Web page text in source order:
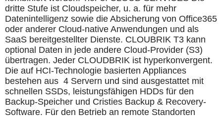
dritte Stufe ist Cloudspeicher, u. a. für mehr
Datenintelligenz sowie die Absicherung von Office365
oder anderer Cloud-native Anwendungen und als
SaaS bereitgestellter Dienste. CLOUBRIK T3 kann
optional Daten in jede andere Cloud-Provider (S3)
übertragen. Jeder CLOUDBRIK ist hyperkonvergent.
Die auf HCI-Technologie basierten Appliances
bestehen aus 4 Servern und sind ausgestattet mit
schnellen SSDs, leistungsfähigen HDDs für den
Backup-Speicher und Cristies Backup & Recovery-
Software. Für den Betrieb an remote Standorten